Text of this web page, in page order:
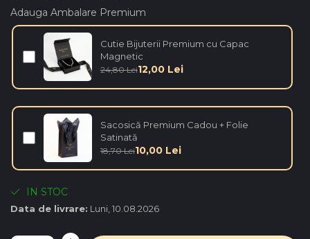
Adauga Ambalare Premium
Cutie Bijuterii Premium cu Capac
Magnetic
24,80 Lei12,00 Lei
Sacosică Premium Cadou + Folie
Satinată
18,70 Lei10,00 Lei
IN STOC
Data de livrare: Luni, 10.08.2026